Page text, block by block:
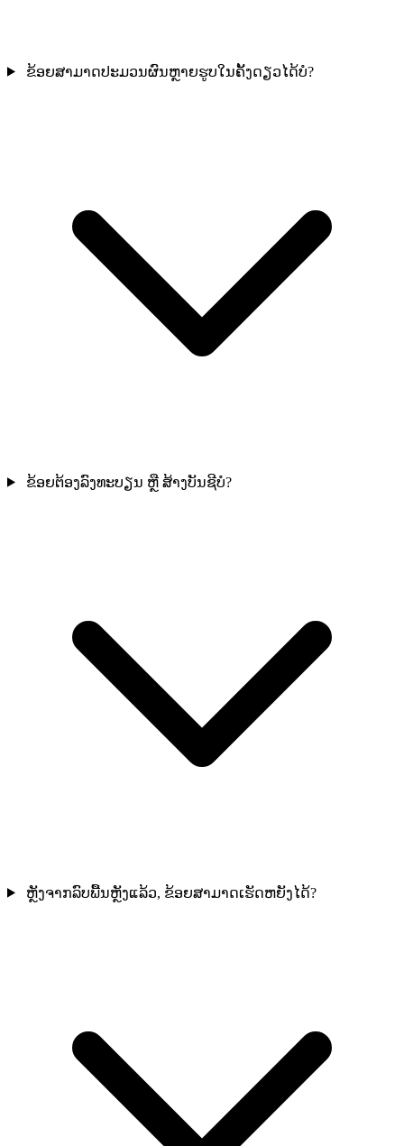
ຂ້ອຍສາມາດປະມວນຜົນຫຼາຍຮູບໃນຄັ້ງດຽວໄດ້ບໍ?
ຂ້ອຍຕ້ອງລົງທະບຽນ ຫຼື ສ້າງບັນຊີບໍ?
ຫຼັງຈາກລົບພື້ນຫຼັງແລ້ວ, ຂ້ອຍສາມາດເຮັດຫຍັງໄດ້?